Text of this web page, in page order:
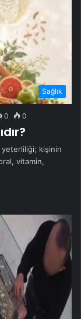
Sağlık
0 0
yeterliliği; kişinin
vitamin,